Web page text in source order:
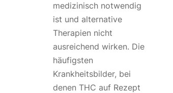
medizinisch notwendig
ist und alternative
Therapien nicht
ausreichend wirken. Die
häufigsten
Krankheitsbilder, bei
denen THC auf Rezept